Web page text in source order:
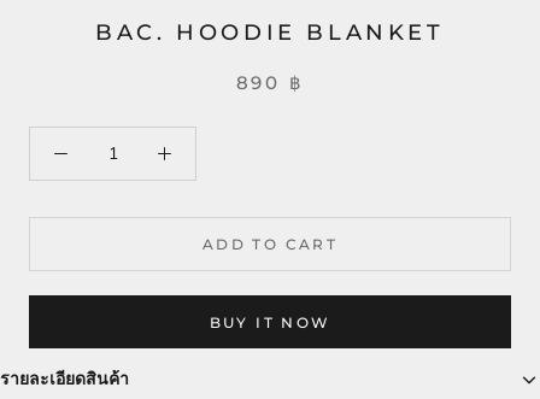
BAC. HOODIE BLANKET
890 ฿
ADD TO CART
BUY IT NOW
รายละเอียดสินค้า